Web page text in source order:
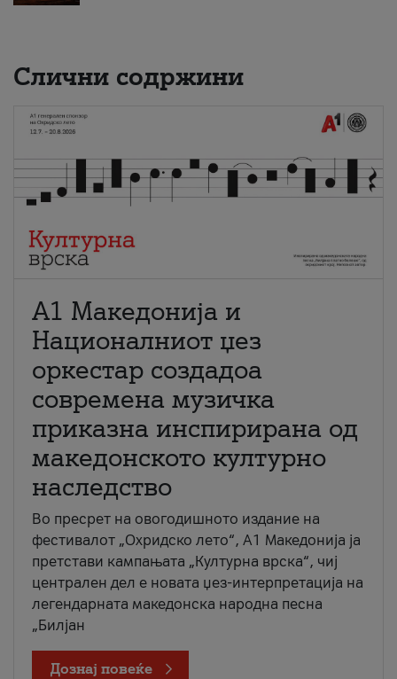
Слични содржини
А1 Македонија и
Националниот џез
оркестар создадоа
современа музичка
приказна инспирирана од
македонското културно
наследство
Во пресрет на овогодишното издание на
фестивалот „Охридско лето“, А1 Македонија ја
претстави кампањата „Културна врска“, чиј
централен дел е новата џез-интерпретација на
легендарната македонска народна песна
„Билјан
Дознај повеќе